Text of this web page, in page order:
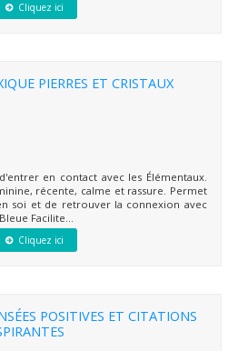
Cliquez ici
PIERRES ET CRISTAUX
en contact avec les Élémentaux.
récente, calme et rassure. Permet
soi et de retrouver la connexion avec
Facilite...
Cliquez ici
POSITIVES ET CITATIONS